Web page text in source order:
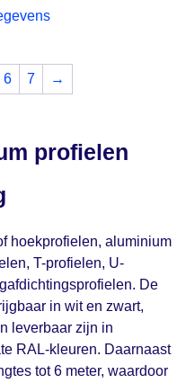
6 7 →
profielen
hoekprofielen, aluminium
T-profielen, U-
De
in wit en zwart,
leverbaar zijn in
RAL-kleuren. Daarnaast
tot 6 meter, waardoor